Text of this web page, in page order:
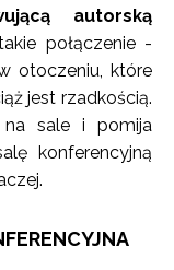
autorską
połączenie -
otoczeniu, które
jest rzadkością.
na sale i pomija
konferencyjną